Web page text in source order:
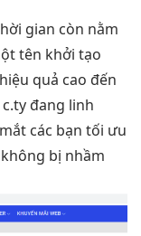
gian còn nằm
tên khởi tạo
hiệu quả cao đến
c.ty đang linh
các bạn tối ưu
không bị nhầm